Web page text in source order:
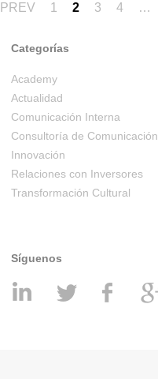
Navegación
de
entradas
PREV 1 2 3 4 …
Categorías
Academy
Actualidad
Comunicación Interna
Consultoría de Comunicación
Innovación
Relaciones con Inversores
Transformación Cultural
Síguenos